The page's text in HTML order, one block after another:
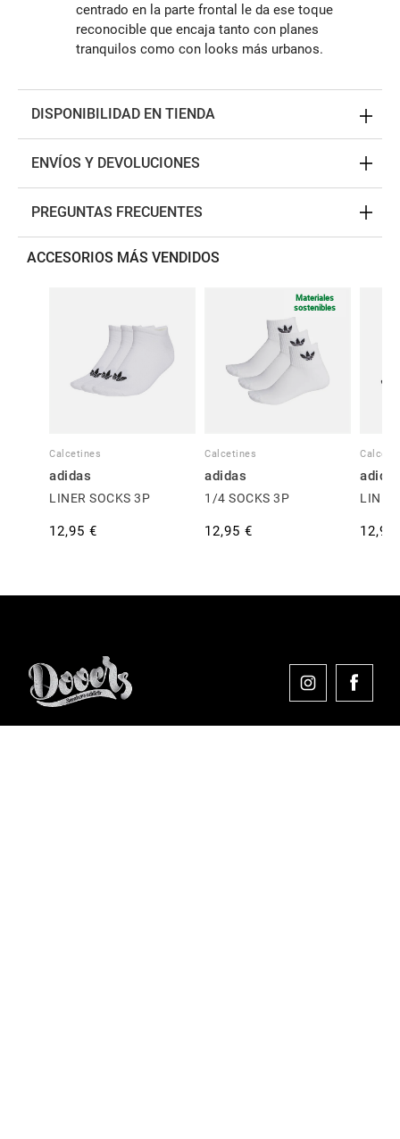
centrado en la parte frontal le da ese toque
reconocible que encaja tanto con planes
tranquilos como con looks más urbanos.
DISPONIBILIDAD EN TIENDA
ENVÍOS Y DEVOLUCIONES
PREGUNTAS FRECUENTES
ACCESORIOS MÁS VENDIDOS
Calcetines
adidas
LINER SOCKS 3P
12,95 €
Materiales
sostenibles
Calcetines
adidas
1/4 SOCKS 3P
12,95 €
LINER
12,95